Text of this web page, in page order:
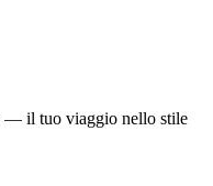
— il tuo viaggio nello stile